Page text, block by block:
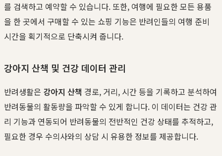
를 검색하고 예약할 수 있습니다. 또한, 여행에 필요한 모든 용품
을 한 곳에서 구매할 수 있는 쇼핑 기능은 반려인들의 여행 준비
시간을 획기적으로 단축시켜 줍니다.
강아지 산책 및 건강 데이터 관리
반려생활은 강아지 산책 경로, 거리, 시간 등을 기록하고 분석하여
반려동물의 활동량을 파악할 수 있게 합니다. 이 데이터는 건강 관
리 기능과 연동되어 반려동물의 전반적인 건강 상태를 추적하고,
필요한 경우 수의사와의 상담 시 유용한 정보를 제공합니다.